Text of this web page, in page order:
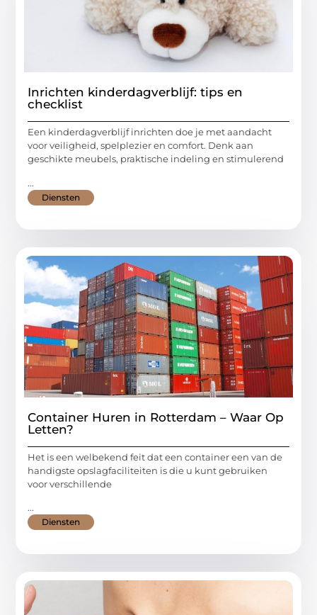
Inrichten kinderdagverblijf: tips en
checklist
Een kinderdagverblijf inrichten doe je met aandacht
voor veiligheid, spelplezier en comfort. Denk aan
geschikte meubels, praktische indeling en stimulerend
...
Diensten
Container Huren in Rotterdam – Waar Op
Letten?
Het is een welbekend feit dat een container een van de
handigste opslagfaciliteiten is die u kunt gebruiken
voor verschillende
...
Diensten